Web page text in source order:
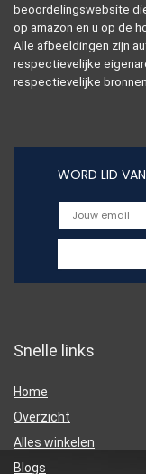
beoordelingswebsite
op amazon en u op de
Alle afbeeldingen zijn
respectievelijke
respectievelijke
WORD LID
Snelle links
Home
Overzicht
Alles winkelen
Blogs